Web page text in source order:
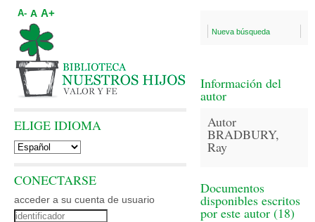
Nueva búsqueda
Información del
autor
Autor
BRADBURY,
Ray
Documentos
disponibles escritos
por este autor (18)
A- A A+
ELIGE IDIOMA
CONECTARSE
acceder a su cuenta de usuario